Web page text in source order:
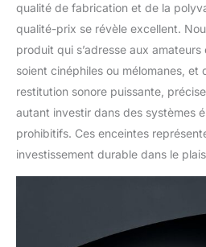
qualité de fabrication et de la
qualité-prix se révèle excellent.
produit qui s’adresse aux
soient cinéphiles ou mélomanes, et
restitution sonore puissante,
autant investir dans des systèmes
prohibitifs. Ces enceintes
investissement durable dans le